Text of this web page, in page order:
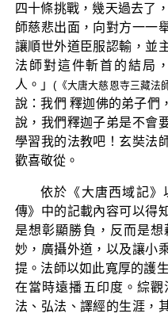
四十條挑戰，幾天過去了
師慈悲出面，向對方一一
讓順世外道臣服認輸，並
法師對這件斬首的結局
人。」(《大唐大慈恩寺三藏法
說：我們 釋迦佛的弟子們
說，我們釋迦子弟是不會
學習我的法教吧！玄奘法
歡喜敬從。
依於《大唐西域記》
傳》中的記載內容可以得
是想彰顯勝負，反而是
妙，廣攝外道，以及讓小
提。法師以如此寬厚的護
在當時遠播五印度。綜
法、弘法、譯經的生涯，